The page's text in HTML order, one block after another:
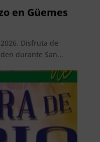
en Güemes
Disfruta de
durante San...